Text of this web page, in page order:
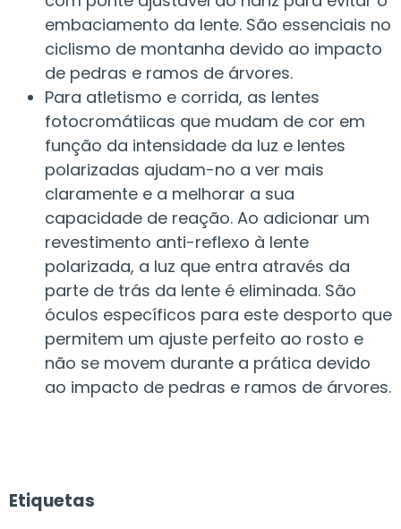
embaciamento da lente. São essenciais no
ciclismo de montanha devido ao impacto
de pedras e ramos de árvores.
Para atletismo e corrida, as lentes
fotocromátiicas que mudam de cor em
função da intensidade da luz e lentes
polarizadas ajudam-no a ver mais
claramente e a melhorar a sua
capacidade de reação. Ao adicionar um
revestimento anti-reflexo à lente
polarizada, a luz que entra através da
parte de trás da lente é eliminada. São
óculos específicos para este desporto que
permitem um ajuste perfeito ao rosto e
não se movem durante a prática devido
ao impacto de pedras e ramos de árvores.
Etiquetas